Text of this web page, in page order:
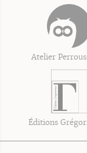
Atelier
Éditions